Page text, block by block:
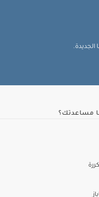
الجديدة.
مساعدتك؟